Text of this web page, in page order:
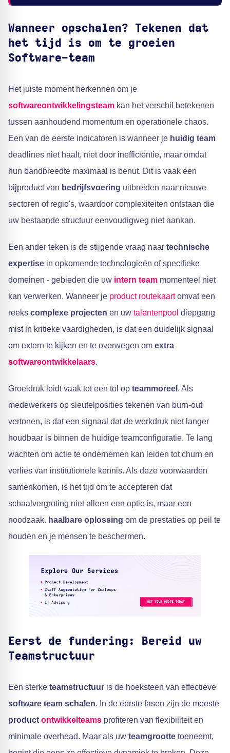
Wanneer opschalen? Tekenen dat
het tijd is om te groeien
Software-team
Het juiste moment herkennen om je
softwareontwikkelingsteam kan het verschil betekenen
tussen aanhoudend momentum en operationele chaos.
Een van de eerste indicatoren is wanneer je huidig team
deadlines niet haalt, niet door inefficiëntie, maar omdat
hun bandbreedte maximaal is benut. Dit is vaak een
bijproduct van bedrijfsvoering uitbreiden naar nieuwe
sectoren of regio's, waardoor complexiteiten ontstaan die
uw bestaande structuur eenvoudigweg niet aankan.
Een ander teken is de stijgende vraag naar technische
expertise in opkomende technologieën of specifieke
domeinen - gebieden die uw intern team momenteel niet
kan verwerken. Wanneer je product routekaartomvat een
reeks complexe projecten en uw talentenpool diepgang
mist in kritieke vaardigheden, is dat een duidelijk signaal
om extern te kijken en te overwegen om extra
softwareontwikkelaars.
Groeidruk leidt vaak tot een tol op teammoreel . Als
medewerkers op sleutelposities tekenen van burn-out
vertonen, is dat een signaal dat de werkdruk niet langer
houdbaar is binnen de huidige teamconfiguratie. Te lang
wachten om actie te ondernemen kan leiden tot churn en
verlies van institutionele kennis. Als deze voorwaarden
samenkomen, is het tijd om te accepteren dat
schaalvergroting niet alleen een optie is, maar een
noodzaak. haalbare oplossing om de prestaties op peil te
houden en je mensen te beschermen.
Eerst de fundering: Bereid uw
Teamstructuur
Een sterke teamstructuur is de hoeksteen van effectieve
software team schalen. In de eerste fasen zijn de meeste
product ontwikkelteams profiteren van flexibiliteit en
minimale overhead. Maar als uw teamgrootte toeneemt,